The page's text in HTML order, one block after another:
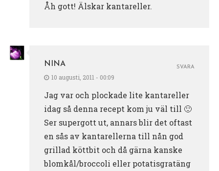
Åh gott! Älskar kantareller.
NINA
10 augusti, 2011 - 00:09
Jag var och plockade lite kantareller
idag så denna recept kom ju väl till 🙂
Ser supergott ut, annars blir det oftast
en sås av kantarellerna till nån god
grillad köttbit och då gärna kanske
blomkål/broccoli eller potatisgratäng
SVARA